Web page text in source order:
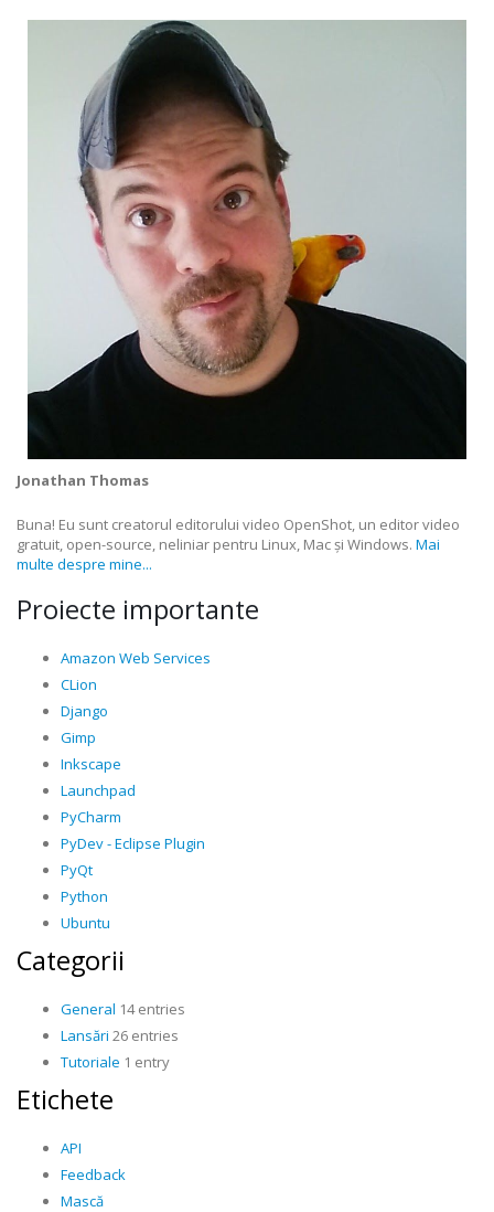
Jonathan Thomas
Buna! Eu sunt creatorul editorului video OpenShot, un editor video
gratuit, open-source, neliniar pentru Linux, Mac și Windows. Mai
multe despre mine...
Proiecte importante
Amazon Web Services
CLion
Django
Gimp
Inkscape
Launchpad
PyCharm
PyDev - Eclipse Plugin
PyQt
Python
Ubuntu
Categorii
General 14 entries
Lansări 26 entries
Tutoriale 1 entry
Etichete
API
Feedback
Mască